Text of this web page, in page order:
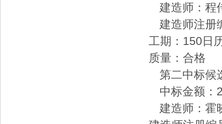
建造师：程
建造师注册
工期：150日
质量：合格
第二中标候选
中标金额：
建造师：霍